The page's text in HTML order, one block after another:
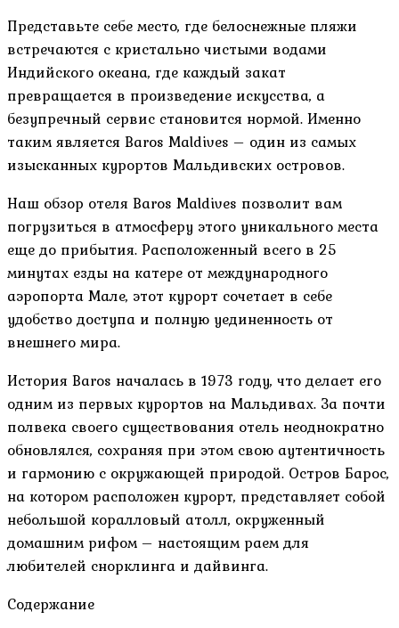
Представьте себе место, где белоснежные пляжи
встречаются с кристально чистыми водами
Индийского океана, где каждый закат
превращается в произведение искусства, а
безупречный сервис становится нормой. Именно
таким является Baros Maldives – один из самых
изысканных курортов Мальдивских островов.
Наш обзор отеля Baros Maldives позволит вам
погрузиться в атмосферу этого уникального места
еще до прибытия. Расположенный всего в 25
минутах езды на катере от международного
аэропорта Мале, этот курорт сочетает в себе
удобство доступа и полную уединенность от
внешнего мира.
История Baros началась в 1973 году, что делает его
одним из первых курортов на Мальдивах. За почти
полвека своего существования отель неоднократно
обновлялся, сохраняя при этом свою аутентичность
и гармонию с окружающей природой. Остров Барос,
на котором расположен курорт, представляет собой
небольшой коралловый атолл, окруженный
домашним рифом – настоящим раем для
любителей снорклинга и дайвинга.
Содержание